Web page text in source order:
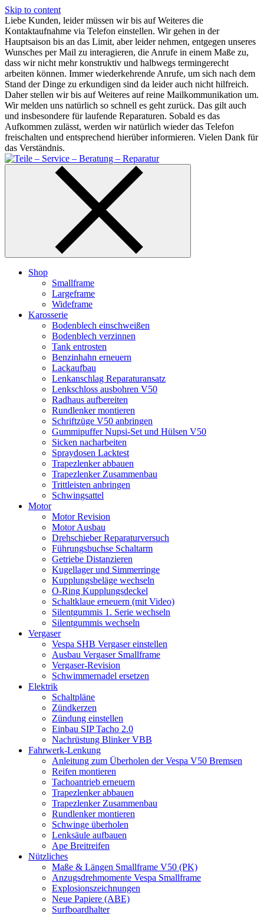
Skip to content
Liebe Kunden, leider müssen wir bis auf Weiteres die
Kontaktaufnahme via Telefon einstellen. Wir gehen in der
Hauptsaison bis an das Limit, aber leider nehmen, entgegen unseres
Wunsches per Mail zu interagieren, die Anrufe in einem Maße zu,
dass wir nicht mehr konstruktiv und halbwegs termingerecht
arbeiten können. Immer wiederkehrende Anrufe, um sich nach dem
Stand der Dinge zu erkundigen sind da leider auch nicht hilfreich.
Daher stellen wir bis auf Weiteres auf reine Mailkommunikation um.
Wir melden uns natürlich so schnell es geht zurück. Das gilt auch
und insbesondere für laufende Reparaturen. Sobald es das
Aufkommen zulässt, werden wir natürlich wieder das Telefon
freischalten und entsprechend hierüber informieren. Vielen Dank für
das Verständnis.
Shop
Smallframe
Largeframe
Wideframe
Karosserie
Bodenblech einschweißen
Bodenblech verzinnen
Tank entrosten
Benzinhahn erneuern
Lackaufbau
Lenkanschlag Reparaturansatz
Lenkschloss ausbohren V50
Radhaus aufbereiten
Rundlenker montieren
Schriftzüge V50 anbringen
Gummipuffer Nupsi-Set und Hülsen V50
Sicken nacharbeiten
Spraydosen Lacktest
Trapezlenker abbauen
Trapezlenker Zusammenbau
Trittleisten anbringen
Schwingsattel
Motor
Motor Revision
Motor Ausbau
Drehschieber Reparaturversuch
Führungsbuchse Schaltarm
Getriebe Distanzieren
Kugellager und Simmerringe
Kupplungsbeläge wechseln
O-Ring Kupplungsdeckel
Schaltklaue erneuern (mit Video)
Silentgummis 1. Serie wechseln
Silentgummis wechseln
Vergaser
Vespa SHB Vergaser einstellen
Ausbau Vergaser Smallframe
Vergaser-Revision
Schwimmernadel ersetzen
Elektrik
Schaltpläne
Zündkerzen
Zündung einstellen
Einbau SIP Tacho 2.0
Nachrüstung Blinker VBB
Fahrwerk-Lenkung
Anleitung zum Überholen der Vespa V50 Bremsen
Reifen montieren
Tachoantrieb erneuern
Trapezlenker abbauen
Trapezlenker Zusammenbau
Rundlenker montieren
Schwinge überholen
Lenksäule aufbauen
Ape Breitreifen
Nützliches
Maße & Längen Smallframe V50 (PK)
Anzugsdrehmomente Vespa Smallframe
Explosionszeichnungen
Neue Papiere (ABE)
Surfboardhalter